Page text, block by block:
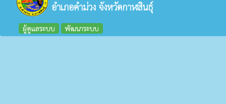
อำเภอคำม่วง จังหวัดกาฬสินธุ์
ผู้ดูแลระบบ พัฒนาระบบ